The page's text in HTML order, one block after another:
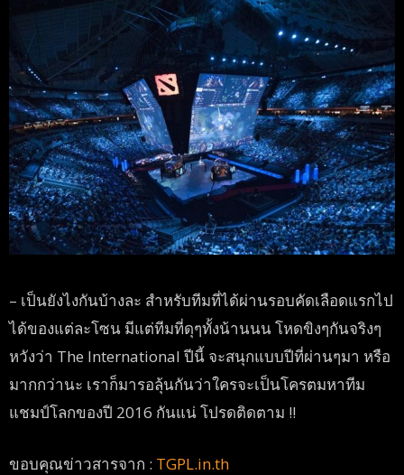
– เป็นยังไงกันบ้างละ สำหรับทีมที่ได้ผ่านรอบคัดเลือดแรกไป
ได้ของแต่ละโซน มีแต่ทีมที่ดุๆทั้งน้านนน โหดขิงๆกันจริงๆ
หวังว่า The International ปีนี้ จะสนุกแบบปีที่ผ่านๆมา หรือ
มากกว่านะ เราก็มารอลุ้นกันว่าใครจะเป็นโครตมหาทีม
แชมป์โลกของปี 2016 กันแน่ โปรดติดตาม !!
ขอบคุณข่าวสารจาก : TGPL.in.th